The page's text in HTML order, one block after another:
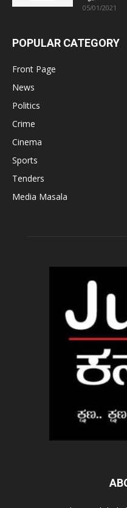
05/01/2021
POPULAR CATEGORY
Front Page
News
Politics
Crime
Cinema
Sports
Tenders
Media Masala